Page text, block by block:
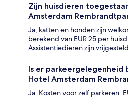
Zijn huisdieren
Amsterdam
Ja, katten en honden zijn
berekend van EUR 25 per
Assistentiedieren zijn
Is er parkeergelegenheid
Hotel Amsterdam
Ja. Kosten voor zelf parkeren: